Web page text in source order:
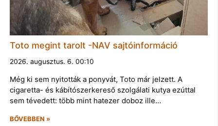
Toto megint tarolt -NAV sajtóinformáció
2026. augusztus. 6. 00:10
Még ki sem nyitották a ponyvát, Toto már jelzett. A
cigaretta- és kábítószerkereső szolgálati kutya ezúttal
sem tévedett: több mint hatezer doboz ille…
BŐVEBBEN »